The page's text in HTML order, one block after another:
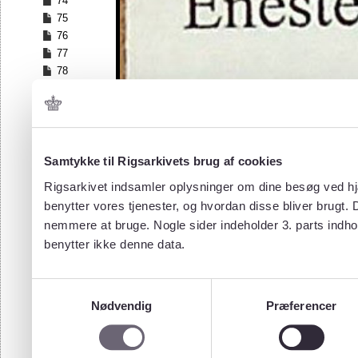
Samtykke til Rigsarkivets brug af cookies
Rigsarkivet indsamler oplysninger om dine besøg ved
benytter vores tjenester, og hvordan disse bliver
nemmere at bruge. Nogle sider indeholder 3. parts
benytter ikke denne data.
Nødvendig
Præferencer
75
76
77
78
80
83
85
86
87
88
90